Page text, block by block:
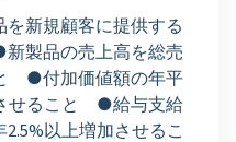
新規顧客に提供する
製品の売上高を総売
●付加価値額の年平
せること ●給与支給
以上増加させるこ